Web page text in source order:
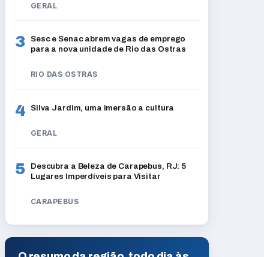
GERAL
3
Sesc e Senac abrem vagas de emprego
para a nova unidade de Rio das Ostras
RIO DAS OSTRAS
4 Silva Jardim, uma imersão a cultura
GERAL
5
Descubra a Beleza de Carapebus, RJ: 5
Lugares Imperdíveis para Visitar
CARAPEBUS